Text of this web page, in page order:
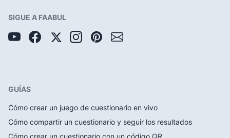
SIGUE A FAABUL
GUÍAS
Cómo crear un juego de cuestionario en vivo
Cómo compartir un cuestionario y seguir los resultados
Cómo crear un cuestionario con un código QR